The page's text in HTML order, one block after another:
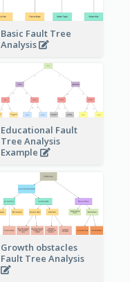
Basic Fault Tree
Analysis
Educational Fault
Tree Analysis
Example
Growth obstacles
Fault Tree Analysis